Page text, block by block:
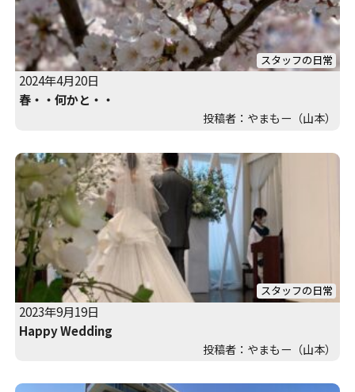
2024年4月20日
スタッフの日常
春・・何かと・・
投稿者：やまもー（山本）
2023年9月19日
スタッフの日常
Happy Wedding
投稿者：やまもー（山本）